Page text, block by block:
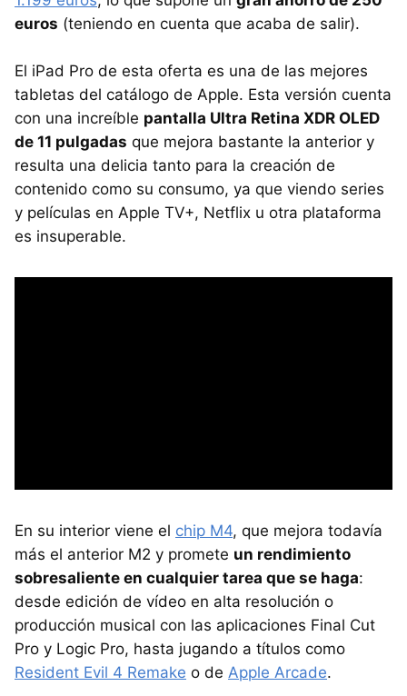
euros (teniendo en cuenta que acaba de salir).
El iPad Pro de esta oferta es una de las mejores
tabletas del catálogo de Apple. Esta versión cuenta
con una increíble pantalla Ultra Retina XDR OLED
de 11 pulgadas que mejora bastante la anterior y
resulta una delicia tanto para la creación de
contenido como su consumo, ya que viendo series
y películas en Apple TV+, Netflix u otra plataforma
es insuperable.
En su interior viene el chip M4, que mejora todavía
más el anterior M2 y promete un rendimiento
sobresaliente en cualquier tarea que se haga:
desde edición de vídeo en alta resolución o
producción musical con las aplicaciones Final Cut
Pro y Logic Pro, hasta jugando a títulos como
Resident Evil 4 Remake o de Apple Arcade.